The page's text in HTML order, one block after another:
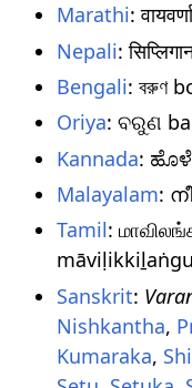
Marathi:
Nepali:
Bengali: বরুণ
Oriya: ବରୁଣ
Kannada:
Malayalam:
Tamil:
māviḷikkiḻaṅgu
Sanskrit:
Nishkantha,
Kumaraka,